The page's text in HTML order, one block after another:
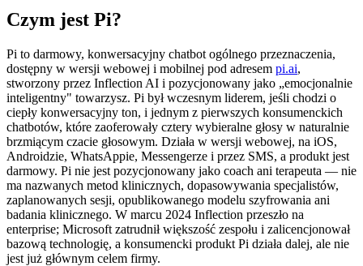
Czym jest Pi?
Pi to darmowy, konwersacyjny chatbot ogólnego przeznaczenia,
dostępny w wersji webowej i mobilnej pod adresem pi.ai,
stworzony przez Inflection AI i pozycjonowany jako „emocjonalnie
inteligentny" towarzysz. Pi był wczesnym liderem, jeśli chodzi o
ciepły konwersacyjny ton, i jednym z pierwszych konsumenckich
chatbotów, które zaoferowały cztery wybieralne głosy w naturalnie
brzmiącym czacie głosowym. Działa w wersji webowej, na iOS,
Androidzie, WhatsAppie, Messengerze i przez SMS, a produkt jest
darmowy. Pi nie jest pozycjonowany jako coach ani terapeuta — nie
ma nazwanych metod klinicznych, dopasowywania specjalistów,
zaplanowanych sesji, opublikowanego modelu szyfrowania ani
badania klinicznego. W marcu 2024 Inflection przeszło na
enterprise; Microsoft zatrudnił większość zespołu i zalicencjonował
bazową technologię, a konsumencki produkt Pi działa dalej, ale nie
jest już głównym celem firmy.